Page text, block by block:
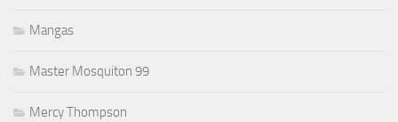
Mangas
Master Mosquiton 99
Mercy Thompson